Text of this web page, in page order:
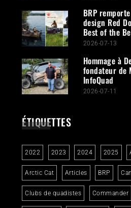
BRP
design Red
Best of the
2026-07-13
Hommage à
fondateur de
InfoQuad
2026-07-11
ÉTIQUETTES
2022 2023 2024 2025
Arctic Cat Articles BRP
Clubs de quadistes Commander